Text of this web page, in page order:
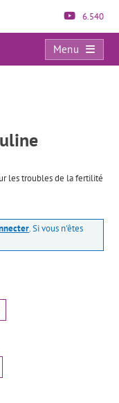
6.540
Menu
les troubles de la fertilité
. Si vous n'êtes